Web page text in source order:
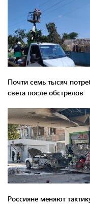
Почти семь тысяч
света после обстрелов
Россияне меняют